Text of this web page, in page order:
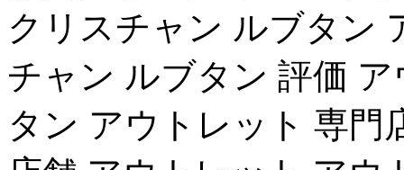
クリスチャン ルブタン
チャン ルブタン 評価
タン アウトレット 専門